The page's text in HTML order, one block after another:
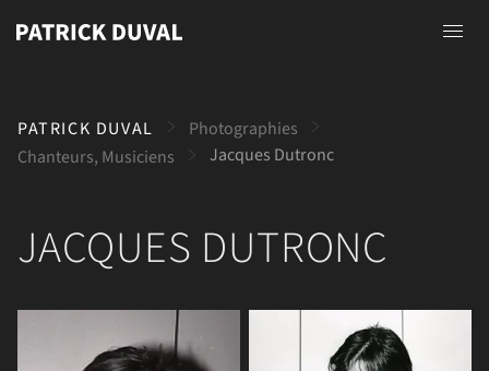
A propos
Peintures
PATRICK DUVAL
Photographies
Chanteurs, Musiciens
Jacques Dutronc
JACQUES DUTRONC